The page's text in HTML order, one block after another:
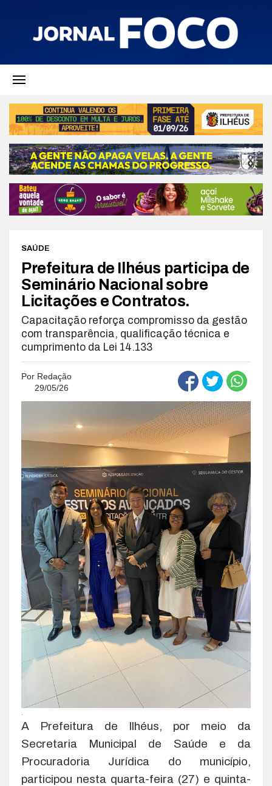
SAÚDE
Prefeitura de Ilhéus participa de
Seminário Nacional sobre
Licitações e Contratos.
Capacitação reforça compromisso da gestão
com transparência, qualificação técnica e
cumprimento da Lei 14.133
Por Redação
29/05/26
A Prefeitura de Ilhéus, por meio da
Secretaria Municipal de Saúde e da
Procuradoria Jurídica do município,
participou nesta quarta-feira (27) e quinta-